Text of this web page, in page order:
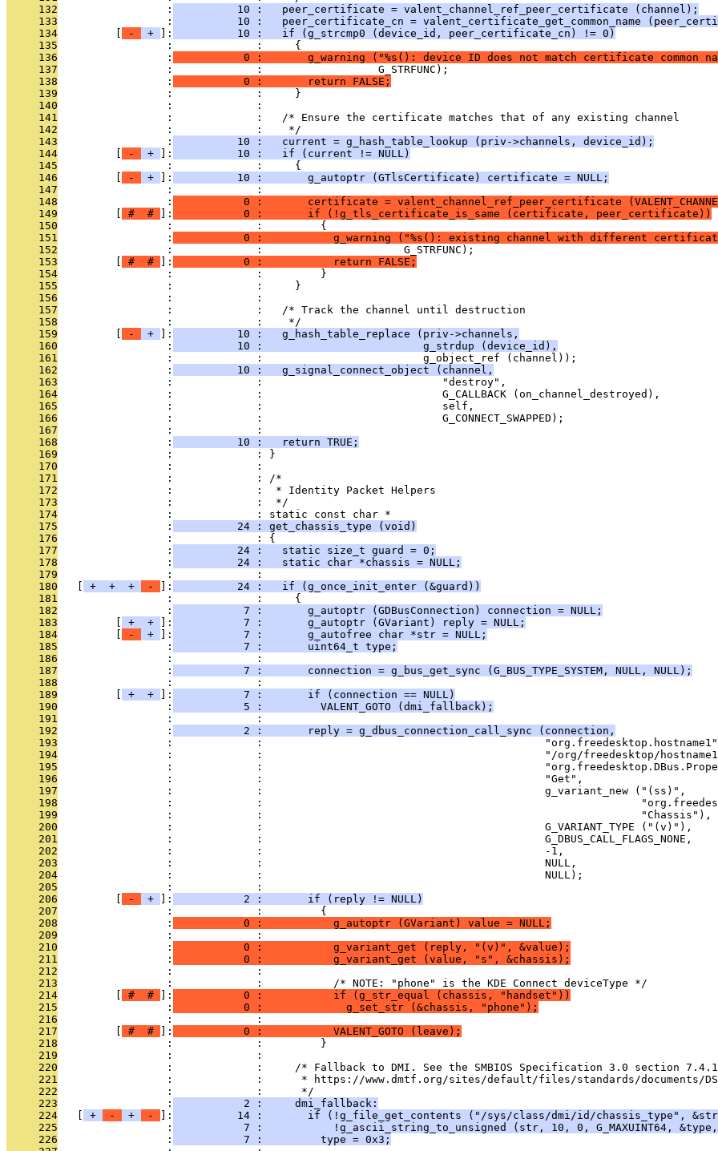
     132
                 :
          10 :   peer_certificate = valent_channel_ref_peer_certificate (channel);
     133
                 :
10 :   peer_certificate_cn = valent_certificate_get_common_name
     134
- + ]:
          10 :   if (g_strcmp0 (device_id, peer_certificate_cn) != 0)
     135
                 :             :     {
     136
                 :
0 :       g_warning ("%s(): device ID does not match certificate common
     137
                 :             :                  G_STRFUNC);
     138
                 :
           0 :       return FALSE;
     139
                 :             :     }
     140
                 :             :
     141
                 :             :   /* Ensure the certificate matches that of any existing channel
     142
                 :             :    */
     143
                 :
          10 :   current = g_hash_table_lookup (priv->channels, device_id);
     144
- + ]:
          10 :   if (current != NULL)
     145
                 :             :     {
     146
- + ]:
          10 :       g_autoptr (GTlsCertificate) certificate = NULL;
     147
                 :             :
     148
                 :
0 :       certificate = valent_channel_ref_peer_certificate
     149
# # ]:
           0 :       if (!g_tls_certificate_is_same (certificate, peer_certificate))
     150
                 :             :         {
     151
                 :
0 :           g_warning ("%s(): existing channel with different
     152
                 :             :                      G_STRFUNC);
     153
# # ]:
           0 :           return FALSE;
     154
                 :             :         }
     155
                 :             :     }
     156
                 :             :
     157
                 :             :   /* Track the channel until destruction
     158
                 :             :    */
     159
- + ]:
          10 :   g_hash_table_replace (priv->channels,
     160
                 :
          10 :                         g_strdup (device_id),
     161
                 :             :                         g_object_ref (channel));
     162
                 :
          10 :   g_signal_connect_object (channel,
     163
                 :             :                            "destroy",
     164
                 :             :                            G_CALLBACK (on_channel_destroyed),
     165
                 :             :                            self,
     166
                 :             :                            G_CONNECT_SWAPPED);
     167
                 :             :
     168
                 :
          10 :   return TRUE;
     169
                 :             : }
     170
                 :             :
     171
                 :             : /*
     172
                 :             :  * Identity Packet Helpers
     173
                 :             :  */
     174
                 :             : static const char *
     175
                 :
          24 : get_chassis_type (void)
     176
                 :             : {
     177
                 :
          24 :   static size_t guard = 0;
     178
                 :
          24 :   static char *chassis = NULL;
     179
                 :             :
     180
+ + + - ]:
          24 :   if (g_once_init_enter (&guard))
     181
                 :             :     {
     182
                 :
           7 :       g_autoptr (GDBusConnection) connection = NULL;
     183
+ + ]:
           7 :       g_autoptr (GVariant) reply = NULL;
     184
- + ]:
           7 :       g_autofree char *str = NULL;
     185
                 :
           7 :       uint64_t type;
     186
                 :             :
     187
                 :
           7 :       connection = g_bus_get_sync (G_BUS_TYPE_SYSTEM, NULL, NULL);
     188
                 :             :
     189
+ + ]:
           7 :       if (connection == NULL)
     190
                 :
           5 :         VALENT_GOTO (dmi_fallback);
     191
                 :             :
     192
                 :
           2 :       reply = g_dbus_connection_call_sync (connection,
     193
:             :
     194
:             :                                            "/org/freedesktop/
     195
:             :
     196
                 :             :                                            "Get",
     197
                 :             :                                            g_variant_new ("(ss)",
     198
:             :
     199
                 :             :                                                           "Chassis"),
     200
                 :             :                                            G_VARIANT_TYPE ("(v)"),
     201
                 :             :                                            G_DBUS_CALL_FLAGS_NONE,
     202
                 :             :                                            -1,
     203
                 :             :                                            NULL,
     204
                 :             :                                            NULL);
     205
                 :             :
     206
- + ]:
           2 :       if (reply != NULL)
     207
                 :             :         {
     208
                 :
           0 :           g_autoptr (GVariant) value = NULL;
     209
                 :             :
     210
                 :
           0 :           g_variant_get (reply, "(v)", &value);
     211
                 :
           0 :           g_variant_get (value, "s", &chassis);
     212
                 :             :
     213
                 :             :           /* NOTE: "phone" is the KDE Connect deviceType */
     214
# # ]:
           0 :           if (g_str_equal (chassis, "handset"))
     215
                 :
           0 :             g_set_str (&chassis, "phone");
     216
                 :             :
     217
# # ]:
           0 :           VALENT_GOTO (leave);
     218
                 :             :         }
     219
                 :             :
     220
:             :     /* Fallback to DMI. See the SMBIOS Specification 3.0 section
     221
:             :      * https://www.dmtf.org/sites/default/files/standards/documents/
     222
                 :             :      */
     223
                 :
           2 :     dmi_fallback:
     224
+ - + - ]:
14 :       if (!g_file_get_contents ("/sys/class/dmi/id/chassis_type",
     225
                 :
7 :           !g_ascii_string_to_unsigned (str, 10, 0, G_MAXUINT64,
     226
                 :
           7 :         type = 0x3;